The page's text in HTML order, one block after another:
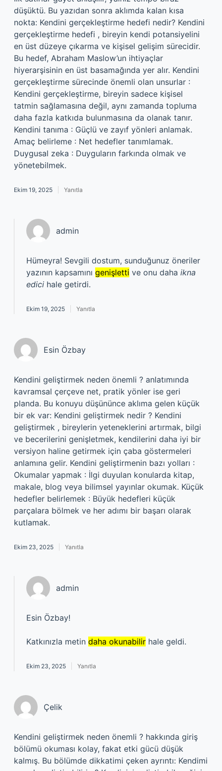
düşüktü. Bu yazıdan sonra aklımda kalan kısa
nokta: Kendini gerçekleştirme hedefi nedir? Kendini
gerçekleştirme hedefi , bireyin kendi potansiyelini
en üst düzeye çıkarma ve kişisel gelişim sürecidir.
Bu hedef, Abraham Maslow’un ihtiyaçlar
hiyerarşisinin en üst basamağında yer alır. Kendini
gerçekleştirme sürecinde önemli olan unsurlar :
Kendini gerçekleştirme, bireyin sadece kişisel
tatmin sağlamasına değil, aynı zamanda topluma
daha fazla katkıda bulunmasına da olanak tanır.
Kendini tanıma : Güçlü ve zayıf yönleri anlamak.
Amaç belirleme : Net hedefler tanımlamak.
Duygusal zeka : Duyguların farkında olmak ve
yönetebilmek.
Ekim 19, 2025 Yanıtla
admin
Hümeyra! Sevgili dostum, sunduğunuz öneriler
yazının kapsamını genişletti ve onu daha ikna
edici hale getirdi.
Ekim 19, 2025 Yanıtla
Esin Özbay
Kendini geliştirmek neden önemli ? anlatımında
kavramsal çerçeve net, pratik yönler ise geri
planda. Bu konuyu düşününce aklıma gelen küçük
bir ek var: Kendini geliştirmek nedir ? Kendini
geliştirmek , bireylerin yeteneklerini artırmak, bilgi
ve becerilerini genişletmek, kendilerini daha iyi bir
versiyon haline getirmek için çaba göstermeleri
anlamına gelir. Kendini geliştirmenin bazı yolları :
Okumalar yapmak : İlgi duyulan konularda kitap,
makale, blog veya bilimsel yayınlar okumak. Küçük
hedefler belirlemek : Büyük hedefleri küçük
parçalara bölmek ve her adımı bir başarı olarak
kutlamak.
Ekim 23, 2025 Yanıtla
admin
Esin Özbay!
Katkınızla metin daha okunabilir hale geldi.
Ekim 23, 2025 Yanıtla
Çelik
Kendini geliştirmek neden önemli ? hakkında giriş
bölümü okuması kolay, fakat etki gücü düşük
kalmış. Bu bölümde dikkatimi çeken ayrıntı: Kendimi